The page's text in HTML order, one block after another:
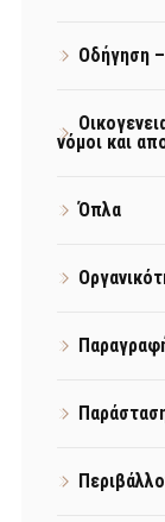
Οδήγηση
νόμοι και
Όπλα